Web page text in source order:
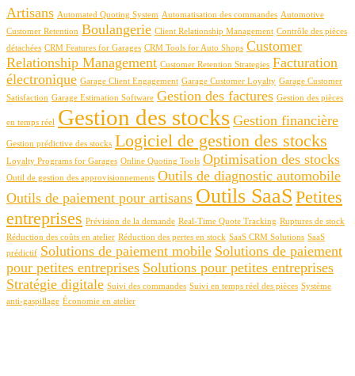
Artisans Automated Quoting System Automatisation des commandes Automotive
Customer Retention Boulangerie Client Relationship Management Contrôle des pièces
détachées CRM Features for Garages CRM Tools for Auto Shops Customer
Relationship Management Customer Retention Strategies Facturation
électronique Garage Client Engagement Garage Customer Loyalty Garage Customer
Satisfaction Garage Estimation Software Gestion des factures Gestion des pièces
en temps réel Gestion des stocks Gestion financière
Gestion prédictive des stocks Logiciel de gestion des stocks
Loyalty Programs for Garages Online Quoting Tools Optimisation des stocks
Outil de gestion des approvisionnements Outils de diagnostic automobile
Outils de paiement pour artisans Outils SaaS Petites
entreprises Prévision de la demande Real-Time Quote Tracking Ruptures de stock
Réduction des coûts en atelier Réduction des pertes en stock SaaS CRM Solutions SaaS
prédictif Solutions de paiement mobile Solutions de paiement
pour petites entreprises Solutions pour petites entreprises
Stratégie digitale Suivi des commandes Suivi en temps réel des pièces Système
anti-gaspillage Économie en atelier